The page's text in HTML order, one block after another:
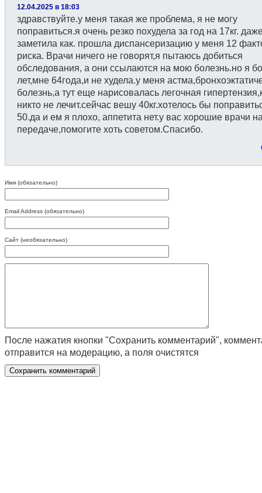
12.04.2025 в 18:03
здравствуйте.у меня такая же проблема, я не могу
поправиться.я очень резко похудела за год на 17кг.
заметила как. прошла диспансеризацию у меня 12
риска. Врачи ничего не говорят,я пытаюсь добиться
обследования, а они ссылаются на мою болезнь.но я
лет,мне 64года,и не худела.у меня
болезнь,а тут еще нарисовалась легочная
никто не лечит.сейчас вешу 40кг.хотелось бы
50.да и ем я плохо, аппетита нет.у вас хорошие врачи
передаче,помогите хоть советом.Спасибо.
Имя (обязательно)
Email Address (обязательно)
Сайт (необязательно)
После нажатия кнопки "Сохранить комментарий",
отправится на модерацию, а поля очистятся